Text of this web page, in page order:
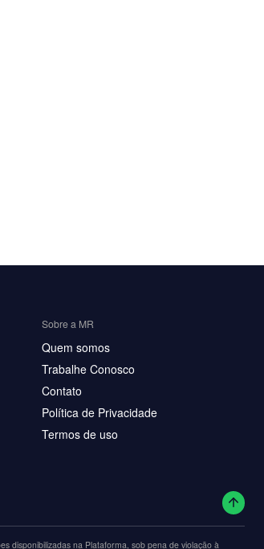
Sobre a MR
Quem somos
Trabalhe Conosco
Contato
Política de Privacidade
Termos de uso
disponibilizadas na Plataforma, sob pena de violação à